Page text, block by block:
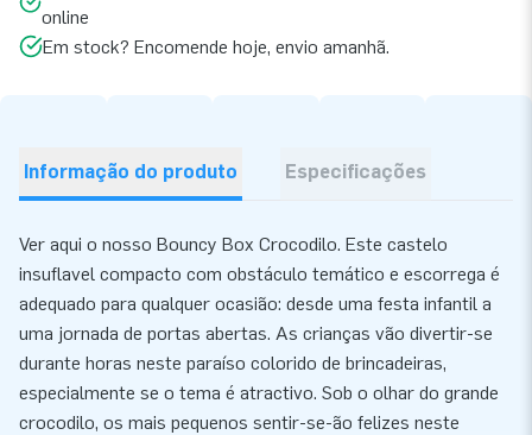
online
Em stock? Encomende hoje, envio amanhã.
Informação do produto Especificações
Ver aqui o nosso Bouncy Box Crocodilo. Este castelo
insuflavel compacto com obstáculo temático e escorrega é
adequado para qualquer ocasião: desde uma festa infantil a
uma jornada de portas abertas. As crianças vão divertir-se
durante horas neste paraíso colorido de brincadeiras,
especialmente se o tema é atractivo. Sob o olhar do grande
crocodilo, os mais pequenos sentir-se-ão felizes neste